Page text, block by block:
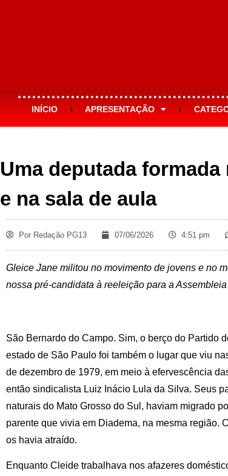
INÍCIO APRESENTAÇÃO
Uma deputada
e na sala de aula
Por Redação PG13 07/06/2026 4:51 pm
Gleice Jane militou no movimento de jovens e no
nossa pré-candidata à reeleição para a Assembleia
São Bernardo do Campo. Sim, o berço do Partido
estado de São Paulo foi também o lugar que viu
de dezembro de 1979, em meio à efervescência
então sindicalista Luiz Inácio Lula da Silva. Seus
naturais do Mato Grosso do Sul, haviam migrado
parente que vivia em Diadema, na mesma região.
os havia atraído.
Enquanto Cleide trabalhava nos afazeres